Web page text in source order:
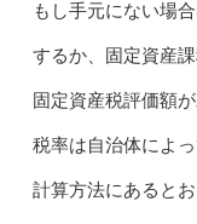
もし手元にない場
するか、固定資産
固定資産税評価額
税率は自治体によ
計算方法にあると